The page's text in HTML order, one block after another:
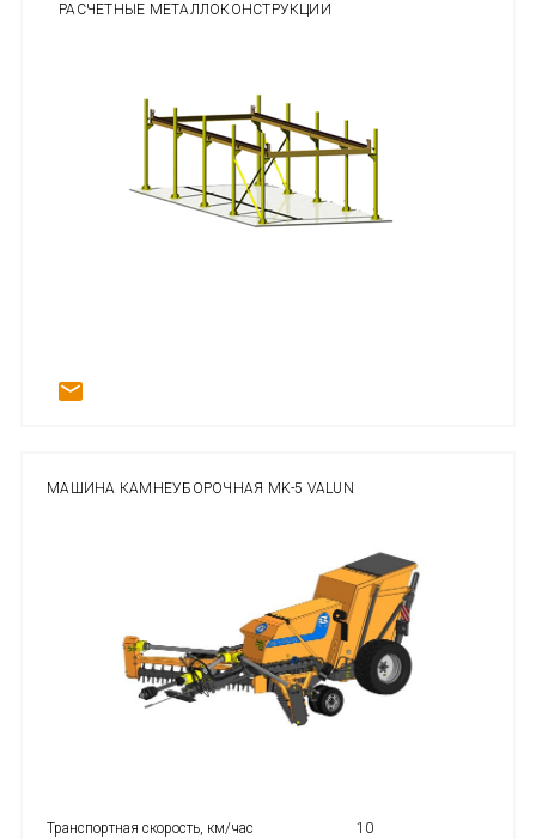
РАСЧЕТНЫЕ МЕТАЛЛОКОНСТРУКЦИИ
МАШИНА КАМНЕУБОРОЧНАЯ MK-5 VALUN
Транспортная скорость, км/час
10